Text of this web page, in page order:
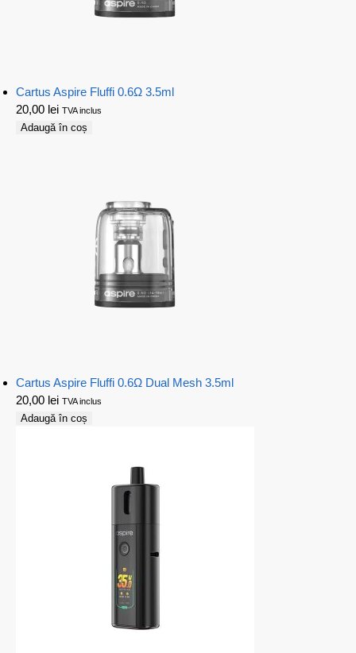
Cartus Aspire Fluffi 0.6Ω 3.5ml
20,00 lei TVA inclus
Adaugă în coș
Cartus Aspire Fluffi 0.6Ω Dual Mesh 3.5ml
20,00 lei TVA inclus
Adaugă în coș